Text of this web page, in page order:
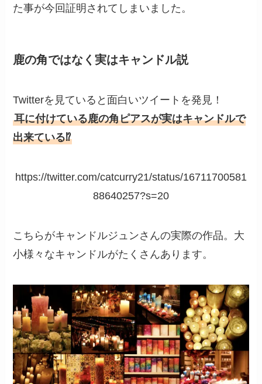
た事が今回証明されてしまいました。
鹿の角ではなく実はキャンドル説
Twitterを見ていると面白いツイートを発見！
耳に付けている鹿の角ピアスが実はキャンドルで
出来ている⁉︎
https://twitter.com/catcurry21/status/16711700581
88640257?s=20
こちらがキャンドルジュンさんの実際の作品。大
小様々なキャンドルがたくさんあります。